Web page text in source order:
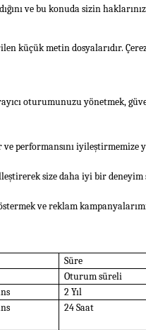
ve bu konuda sizin
küçük metin dosyalarıdır.
oturumunuzu yönetmek,
performansını
size daha iyi bir
ve reklam
Süre
Oturum süreli
2 Yıl
24 Saat